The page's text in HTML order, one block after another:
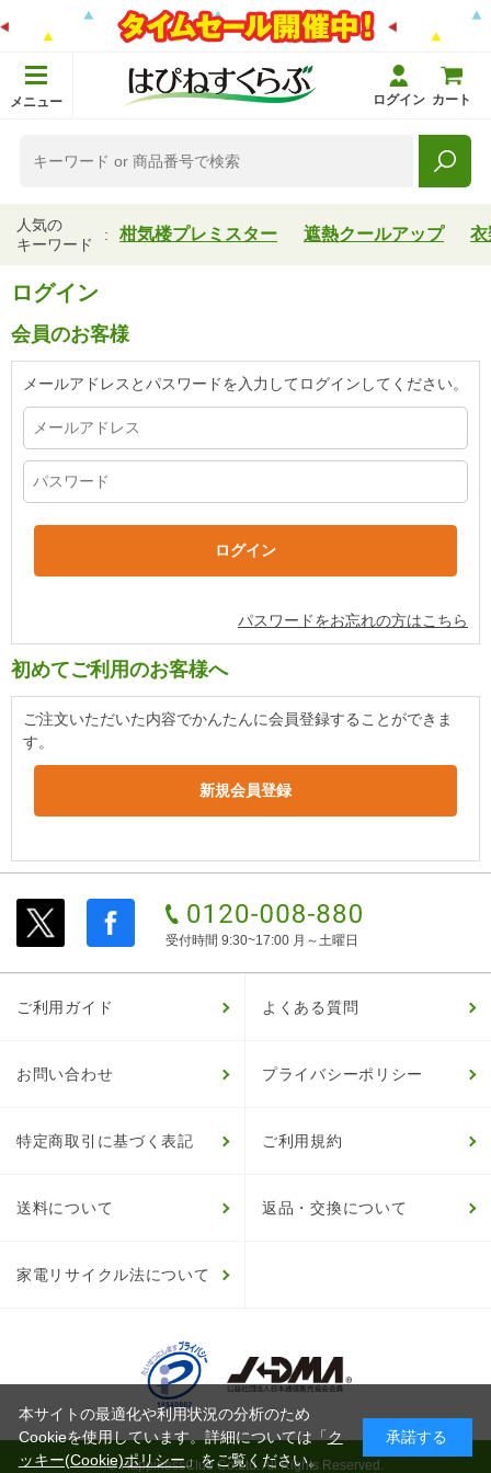
メニュー ログイン カート
人気の
キーワード
柑気楼プレミスター 遮熱クールアップ 衣
ログイン
会員のお客様
メールアドレスとパスワードを入力してログインしてください。
パスワードをお忘れの方はこちら
初めてご利用のお客様へ
ご注文いただいた内容でかんたんに会員登録することができま
す。
受付時間 9:30~17:00 月～土曜日
ご利用ガイド よくある質問
お問い合わせ プライバシーポリシー
特定商取引に基づく表記 ご利用規約
送料について 返品・交換について
家電リサイクル法について
© HappinessClub Co.Ltd. All Rights Reserved.
本サイトの最適化や利用状況の分析のため
Cookieを使用しています。詳細については「ク
ッキー(Cookie)ポリシー」をご覧ください。
承諾する